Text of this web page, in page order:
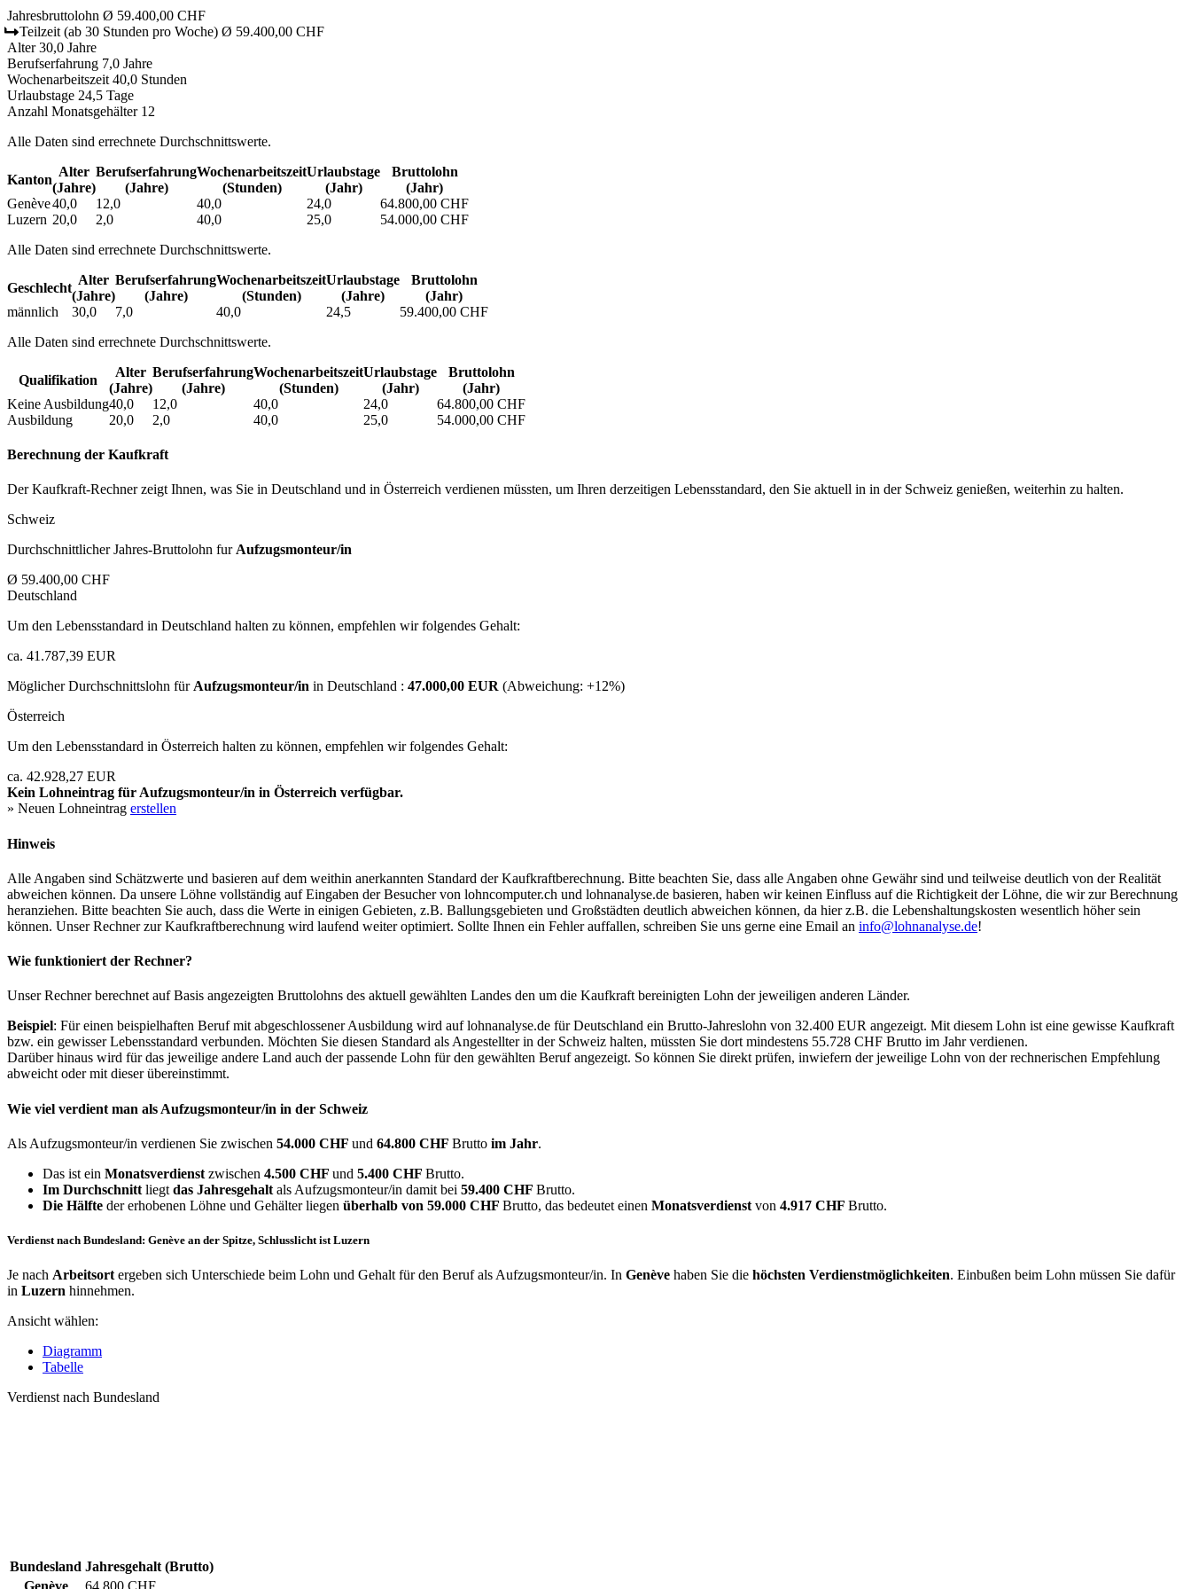
Jahresbruttolohn Ø 59.400,00 CHF
Teilzeit (ab 30 Stunden pro Woche) Ø 59.400,00 CHF
Alter 30,0 Jahre
Berufserfahrung 7,0 Jahre
Wochenarbeitszeit 40,0 Stunden
Urlaubstage 24,5 Tage
Anzahl Monatsgehälter 12
Alle Daten sind errechnete Durchschnittswerte.
Kanton
Alter
(Jahre)
Berufs­erfahrung
(Jahre)
Wochen­arbeitszeit
(Stunden)
Urlaubs­tage
(Jahr)
Bruttolohn
(Jahr)
Genève40,0 12,0 40,0 24,0
64.800,00 CHF
Luzern 20,0 2,0 40,0 25,0
54.000,00 CHF
Alle Daten sind errechnete Durchschnittswerte.
Geschlecht
Alter
(Jahre)
Berufs­erfahrung
(Jahre)
Wochen­arbeitszeit
(Stunden)
Urlaubs­tage
(Jahre)
Bruttolohn
(Jahr)
männlich
30,0 7,0 40,0 24,5
59.400,00 CHF
Alle Daten sind errechnete Durchschnittswerte.
Qualifikation
Alter
(Jahre)
Berufs­erfahrung
(Jahre)
Wochen­arbeitszeit
(Stunden)
Urlaubs­tage
(Jahr)
Bruttolohn
(Jahr)
Keine Ausbildung40,0 12,0 40,0 24,0
64.800,00 CHF
Ausbildung
20,0 2,0 40,0 25,0 54.000,00 CHF
Berechnung der Kaufkraft
Der Kaufkraft-Rechner zeigt Ihnen, was Sie in Deutschland und in Österreich verdienen müssten, um Ihren derzeitigen Lebensstandard, den Sie aktuell in in der Schweiz genießen, weiterhin zu halten.
Schweiz
Durchschnittlicher Jahres-Bruttolohn furAufzugsmonteur/in
Ø 59.400,00 CHF
Deutschland
Um den Lebensstandard in Deutschland halten zu können, empfehlen wir folgendes Gehalt:
ca. 41.787,39 EUR
Möglicher Durchschnittslohn fürAufzugsmonteur/in in Deutschland : 47.000,00 EUR (Abweichung: +12%)
Österreich
Um den Lebensstandard in Österreich halten zu können, empfehlen wir folgendes Gehalt:
ca. 42.928,27 EUR
Kein Lohneintrag fürAufzugsmonteur/in in Österreich verfügbar.
» Neuen Lohneintrag erstellen
Hinweis
Alle Angaben sind Schätzwerte und basieren auf dem weithin anerkannten Standard der Kaufkraftberechnung. Bitte beachten Sie, dass alle Angaben ohne Gewähr sind und teilweise deutlich von der Realität
abweichen können. Da unsere Löhne vollständig auf Eingaben der Besucher von lohncomputer.ch und lohnanalyse.de basieren, haben wir keinen Einfluss auf die Richtigkeit der Löhne, die wir zur Berechnung
heranziehen. Bitte beachten Sie auch, dass die Werte in einigen Gebieten, z.B. Ballungsgebieten und Großstädten deutlich abweichen können, da hier z.B. die Lebenshaltungskosten wesentlich höher sein
können. Unser Rechner zur Kaufkraftberechnung wird laufend weiter optimiert. Sollte Ihnen ein Fehler auffallen, schreiben Sie uns gerne eine Email an info@lohnanalyse.de!
Wie funktioniert der Rechner?
Unser Rechner berechnet auf Basis angezeigten Bruttolohns des aktuell gewählten Landes den um die Kaufkraft bereinigten Lohn der jeweiligen anderen Länder.
Beispiel: Für einen beispielhaften Beruf mit abgeschlossener Ausbildung wird auf lohnanalyse.de für Deutschland ein Brutto-Jahreslohn von 32.400 EUR angezeigt. Mit diesem Lohn ist eine gewisse Kaufkraft
bzw. ein gewisser Lebensstandard verbunden. Möchten Sie diesen Standard als Angestellter in der Schweiz halten, müssten Sie dort mindestens 55.728 CHF Brutto im Jahr verdienen.
Darüber hinaus wird für das jeweilige andere Land auch der passende Lohn für den gewählten Beruf angezeigt. So können Sie direkt prüfen, inwiefern der jeweilige Lohn von der rechnerischen Empfehlung
abweicht oder mit dieser übereinstimmt.
Wie viel verdient man als Aufzugsmonteur/in in der Schweiz
Als Aufzugsmonteur/in verdienen Sie zwischen 54.000 CHF und 64.800 CHF Brutto im Jahr.
Das ist ein Monatsverdienst zwischen 4.500 CHF und 5.400 CHF Brutto.
Im Durchschnitt liegt das Jahresgehalt als Aufzugsmonteur/in damit bei 59.400 CHF Brutto.
Die Hälfte der erhobenen Löhne und Gehälter liegen überhalb von 59.000 CHF Brutto, das bedeutet einen Monatsverdienst von 4.917 CHF Brutto.
Verdienst nach Bundesland: Genève an der Spitze, Schlusslicht ist Luzern
Je nach Arbeitsort ergeben sich Unterschiede beim Lohn und Gehalt für den Beruf als Aufzugsmonteur/in. In Genève haben Sie die höchsten Verdienstmöglichkeiten. Einbußen beim Lohn müssen Sie dafür
in Luzern hinnehmen.
Ansicht wählen:
Diagramm
Tabelle
Verdienst nach Bundesland
Bundesland Jahresgehalt (Brutto)